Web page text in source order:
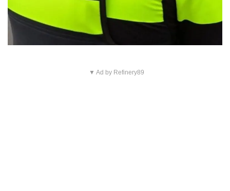
▼ Ad by Refinery89